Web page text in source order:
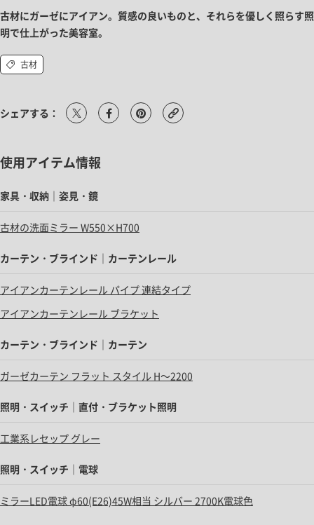
古材にガーゼにアイアン。質感の良いものと、それらを優しく照らす照
明で仕上がった美容室。
古材
シェアする：
使用アイテム情報
家具・収納｜姿見・鏡
古材の洗面ミラー W550×H700
カーテン・ブラインド｜カーテンレール
アイアンカーテンレール パイプ 連結タイプ
アイアンカーテンレール ブラケット
カーテン・ブラインド｜カーテン
ガーゼカーテン フラット スタイル H～2200
照明・スイッチ｜直付・ブラケット照明
工業系レセップ グレー
照明・スイッチ｜電球
ミラーLED電球 φ60(E26)45W相当 シルバー 2700K電球色